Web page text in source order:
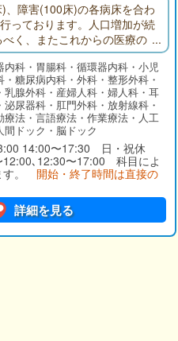
障害(100床)の各病床を合わ
っております。人口増加が続
く、またこれからの医療の
地域の皆様に専門的な治
員一同取り組んでまいりま
科・胃腸科・循環器内科・小児
糖尿病内科・外科・整形外科・
腺外科・産婦人科・婦人科・耳
尿器科・肛門外科・放射線科・
法・言語療法・作業療法・人工
ドック・脳ドック
14:00〜17:30 日・祝休
､12:30〜17:00 科目によ
す。 開始・終了時間は直接の
詳細を見る